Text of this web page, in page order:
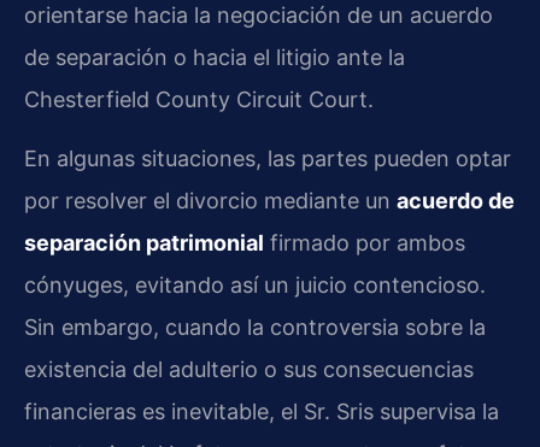
orientarse hacia la negociación de un acuerdo
de separación o hacia el litigio ante la
Chesterfield County Circuit Court.
En algunas situaciones, las partes pueden optar
por resolver el divorcio mediante un acuerdo de
separación patrimonial firmado por ambos
cónyuges, evitando así un juicio contencioso.
Sin embargo, cuando la controversia sobre la
existencia del adulterio o sus consecuencias
financieras es inevitable, el Sr. Sris supervisa la